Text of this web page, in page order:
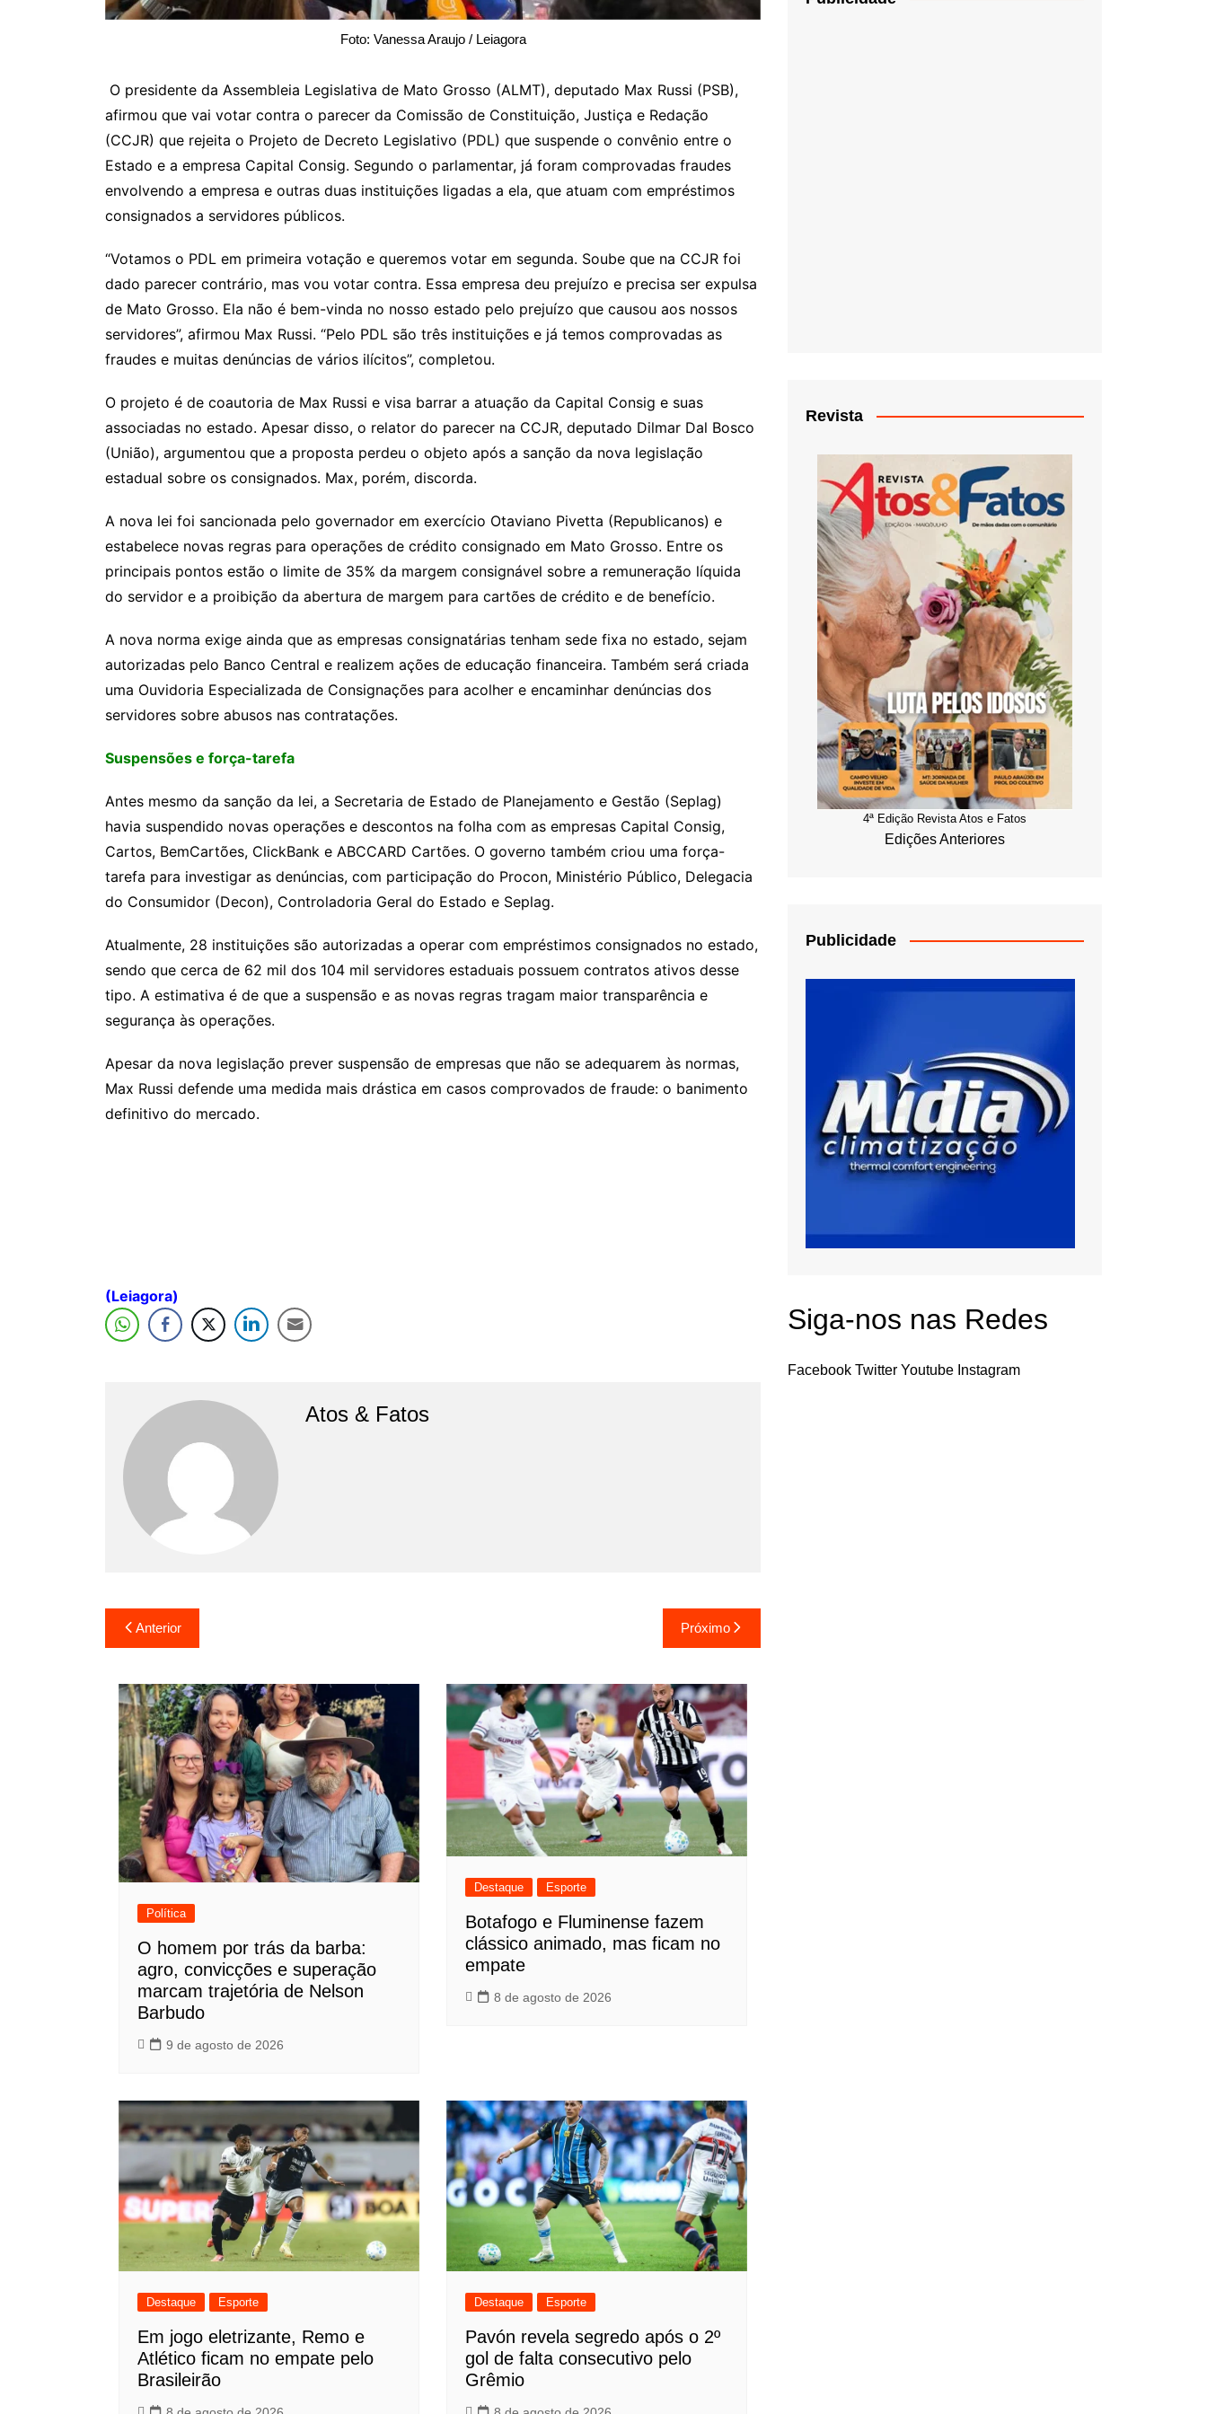
Foto: Vanessa Araujo / Leiagora
O presidente da Assembleia Legislativa de Mato Grosso (ALMT), deputado Max Russi (PSB),
afirmou que vai votar contra o parecer da Comissão de Constituição, Justiça e Redação
(CCJR) que rejeita o Projeto de Decreto Legislativo (PDL) que suspende o convênio entre o
Estado e a empresa Capital Consig. Segundo o parlamentar, já foram comprovadas fraudes
envolvendo a empresa e outras duas instituições ligadas a ela, que atuam com empréstimos
consignados a servidores públicos.
“Votamos o PDL em primeira votação e queremos votar em segunda. Soube que na CCJR foi
dado parecer contrário, mas vou votar contra. Essa empresa deu prejuízo e precisa ser expulsa
de Mato Grosso. Ela não é bem-vinda no nosso estado pelo prejuízo que causou aos nossos
servidores”, afirmou Max Russi. “Pelo PDL são três instituições e já temos comprovadas as
fraudes e muitas denúncias de vários ilícitos”, completou.
O projeto é de coautoria de Max Russi e visa barrar a atuação da Capital Consig e suas
associadas no estado. Apesar disso, o relator do parecer na CCJR, deputado Dilmar Dal Bosco
(União), argumentou que a proposta perdeu o objeto após a sanção da nova legislação
estadual sobre os consignados. Max, porém, discorda.
A nova lei foi sancionada pelo governador em exercício Otaviano Pivetta (Republicanos) e
estabelece novas regras para operações de crédito consignado em Mato Grosso. Entre os
principais pontos estão o limite de 35% da margem consignável sobre a remuneração líquida
do servidor e a proibição da abertura de margem para cartões de crédito e de benefício.
A nova norma exige ainda que as empresas consignatárias tenham sede fixa no estado, sejam
autorizadas pelo Banco Central e realizem ações de educação financeira. Também será criada
uma Ouvidoria Especializada de Consignações para acolher e encaminhar denúncias dos
servidores sobre abusos nas contratações.
Suspensões e força-tarefa
Antes mesmo da sanção da lei, a Secretaria de Estado de Planejamento e Gestão (Seplag)
havia suspendido novas operações e descontos na folha com as empresas Capital Consig,
Cartos, BemCartões, ClickBank e ABCCARD Cartões. O governo também criou uma força-
tarefa para investigar as denúncias, com participação do Procon, Ministério Público, Delegacia
do Consumidor (Decon), Controladoria Geral do Estado e Seplag.
Atualmente, 28 instituições são autorizadas a operar com empréstimos consignados no estado,
sendo que cerca de 62 mil dos 104 mil servidores estaduais possuem contratos ativos desse
tipo. A estimativa é de que a suspensão e as novas regras tragam maior transparência e
segurança às operações.
Apesar da nova legislação prever suspensão de empresas que não se adequarem às normas,
Max Russi defende uma medida mais drástica em casos comprovados de fraude: o banimento
definitivo do mercado.
(Leiagora)
Atos & Fatos
Navegação
de
Post
Anterior Próximo
Política
O homem por trás da barba:
agro, convicções e superação
marcam trajetória de Nelson
Barbudo
9 de agosto de 2026
Destaque Esporte
Botafogo e Fluminense fazem
clássico animado, mas ficam no
empate
8 de agosto de 2026
Destaque Esporte
Em jogo eletrizante, Remo e
Atlético ficam no empate pelo
Brasileirão
Destaque Esporte
Pavón revela segredo após o 2º
gol de falta consecutivo pelo
Grêmio
Revista
4ª Edição Revista Atos e Fatos
Edições Anteriores
Publicidade
Siga-nos nas Redes
Facebook Twitter Youtube Instagram